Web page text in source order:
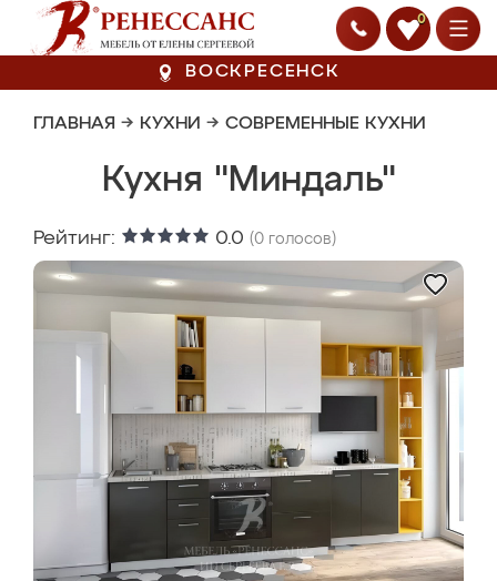
0
ВОСКРЕСЕНСК
ГЛАВНАЯ → КУХНИ → СОВРЕМЕННЫЕ КУХНИ
Кухня "Миндаль"
Рейтинг: 0.0 (0 голосов)